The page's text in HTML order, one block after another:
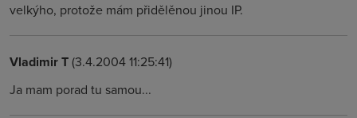
velkýho, protože mám přidělěnou jinou IP.
Vladimir T(3.4.2004 11:25:41)
Ja mam porad tu samou...